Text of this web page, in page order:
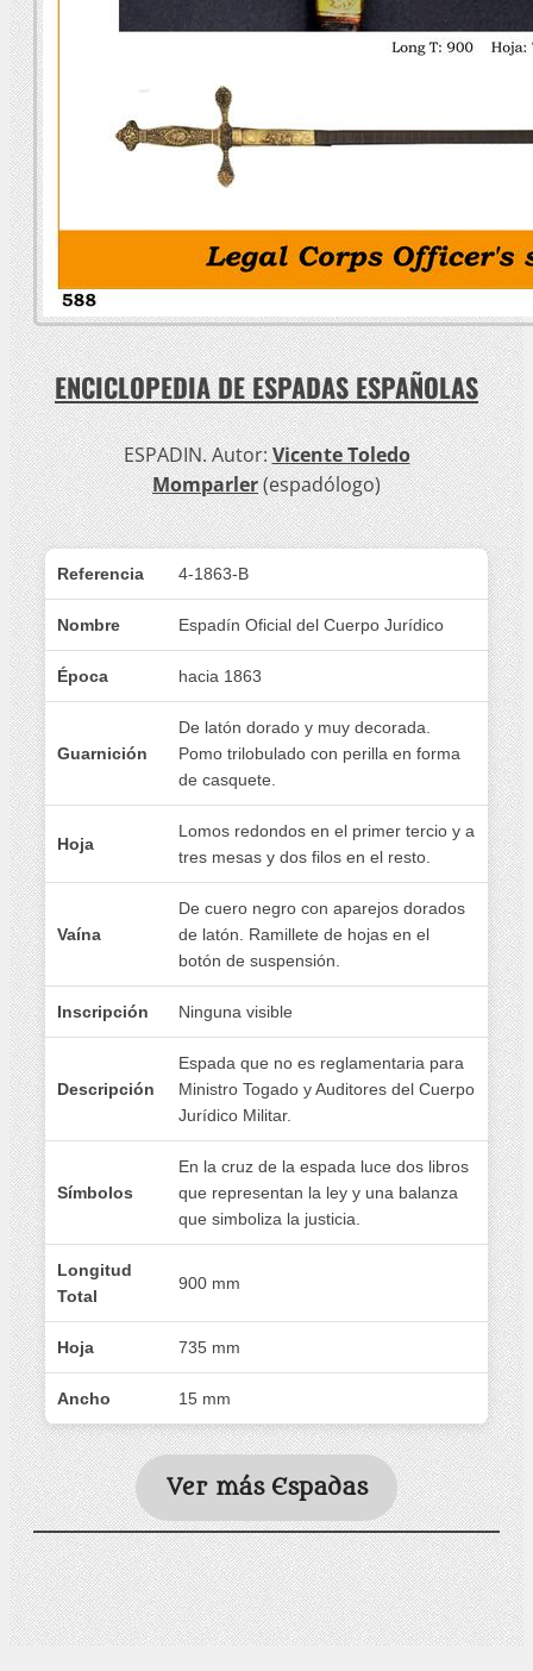
ENCICLOPEDIA DE ESPADAS ESPAÑOLAS
ESPADIN. Autor:Vicente Toledo
Momparler(espadólogo)
Referencia 4-1863-B
Nombre Espadín Oficial del Cuerpo Jurídico
Época hacia 1863
Guarnición
De latón dorado y muy decorada.
Pomo trilobulado con perilla en forma
de casquete.
Hoja
Lomos redondos en el primer tercio y a
tres mesas y dos filos en el resto.
Vaína
De cuero negro con aparejos dorados
de latón. Ramillete de hojas en el
botón de suspensión.
Inscripción Ninguna visible
Descripción
Espada que no es reglamentaria para
Ministro Togado y Auditores del Cuerpo
Jurídico Militar.
Símbolos
En la cruz de la espada luce dos libros
que representan la ley y una balanza
que simboliza la justicia.
Longitud
Total
900 mm
Hoja 735 mm
Ancho 15 mm
Ver más Espadas